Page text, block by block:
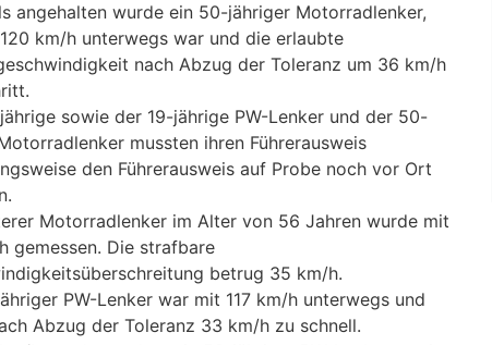
angehalten wurde ein 50-jähriger Motorradlenker,
km/h unterwegs war und die erlaubte
nach Abzug der Toleranz um 36 km/h
sowie der 19-jährige PW-Lenker und der 50-
mussten ihren Führerausweis
den Führerausweis auf Probe noch vor Ort
Motorradlenker im Alter von 56 Jahren wurde mit
gemessen. Die strafbare
betrug 35 km/h.
PW-Lenker war mit 117 km/h unterwegs und
Abzug der Toleranz 33 km/h zu schnell.